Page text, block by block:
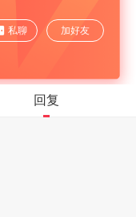
私聊 加好友
回复